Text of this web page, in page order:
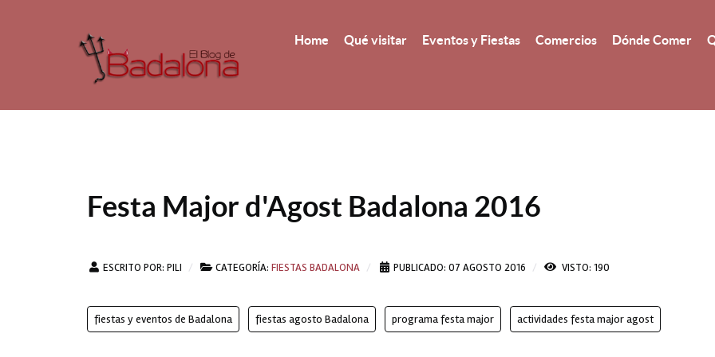
Home Qué visitar Eventos y Fiestas Comercios Dónde Comer
Festa Major d'Agost Badalona 2016
ESCRITO POR: PILI CATEGORÍA: FIESTAS BADALONA PUBLICADO: 07 AGOSTO 2016 VISTO: 190
fiestas y eventos de Badalona fiestas agosto Badalona programa festa major actividades festa major agost